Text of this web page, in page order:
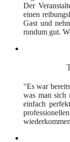
Der
einen
Gast und
rundum gut.
"Es war
was man sich
einfach